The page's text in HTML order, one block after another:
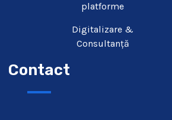
platforme
Digitalizare &
Consultanță
Contact